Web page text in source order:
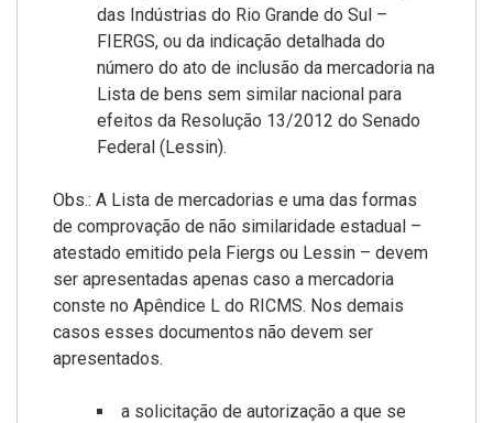
das Indústrias do Rio Grande do Sul –
FIERGS, ou da indicação detalhada do
número do ato de inclusão da mercadoria na
Lista de bens sem similar nacional para
efeitos da Resolução 13/2012 do Senado
Federal (Lessin).
Obs.: A Lista de mercadorias e uma das formas
de comprovação de não similaridade estadual –
atestado emitido pela Fiergs ou Lessin – devem
ser apresentadas apenas caso a mercadoria
conste no Apêndice L do RICMS. Nos demais
casos esses documentos não devem ser
apresentados.
a solicitação de autorização a que se